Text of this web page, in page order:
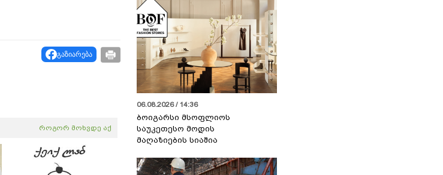
გაზიარება
როგორ მოხვდე აქ
06.08.2026 / 14:36
ბოიგარსი მსოფლიოს
საუკეთესო მოდის
მაღაზიების სიაშია